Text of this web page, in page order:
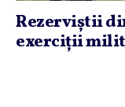
Rezerviştii
exerciţii